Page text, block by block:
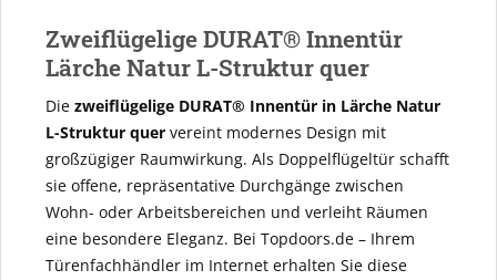
Zweiflügelige DURAT® Innentür
Lärche Natur L-Struktur quer
Die zweiflügelige DURAT® Innentür in Lärche Natur
L-Struktur quer vereint modernes Design mit
großzügiger Raumwirkung. Als Doppelflügeltür schafft
sie offene, repräsentative Durchgänge zwischen
Wohn- oder Arbeitsbereichen und verleiht Räumen
eine besondere Eleganz. Bei Topdoors.de – Ihrem
Türenfachhändler im Internet erhalten Sie diese